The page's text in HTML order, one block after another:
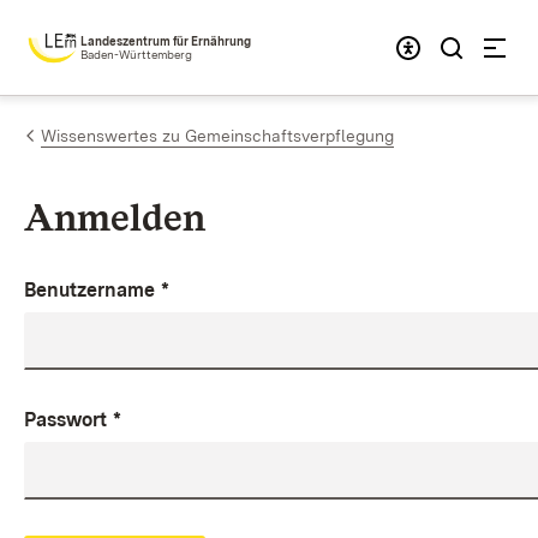
Zum Inhalt springen
Landeszentrum für Ernährung
Baden-Württemberg
Wissenswertes zu Gemeinschaftsverpflegung
Anmelden
Benutzername *
Passwort *